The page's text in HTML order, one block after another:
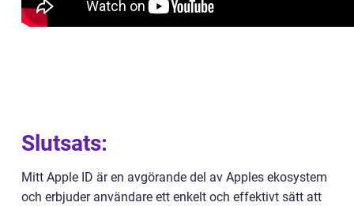
Slutsats:
Mitt Apple ID är en avgörande del av Apples ekosystem
och erbjuder användare ett enkelt och effektivt sätt att